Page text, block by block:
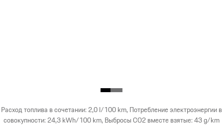
Расход топлива в сочетании: 2,0 l/100 km, Потребление электроэнергии в
совокупности: 24,3 kWh/100 km, Выбросы CO2 вместе взятые: 43 g/km